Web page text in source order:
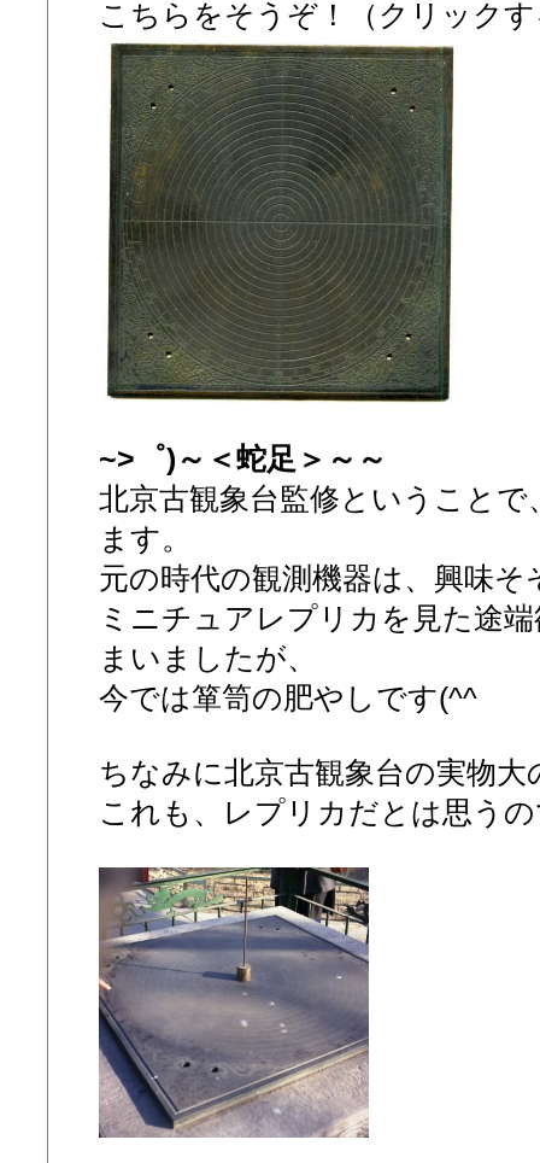
こちらをそうぞ！（クリック
~>゜)～＜蛇足＞～～
北京古観象台監修ということ
ます。
元の時代の観測機器は、興味
ミニチュアレプリカを見た途
まいましたが、
今では箪笥の肥やしです(^^ゞ
ちなみに北京古観象台の実物
これも、レプリカだとは思う